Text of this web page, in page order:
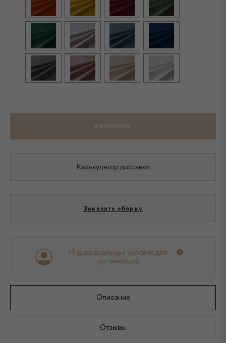
В КОРЗИНУ
Калькулятор доставки
Заказать сборку
Индивидуальные условия для
организаций
Описание
Отзывы